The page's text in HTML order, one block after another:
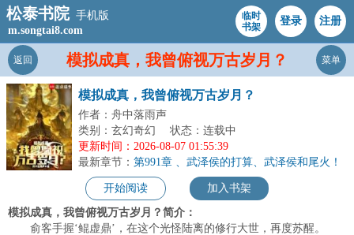
松泰书院 手机版
m.songtai8.com
临时
书架
登录 注册
模拟成真，我曾俯视万古岁月？
返回 菜单
模拟成真，我曾俯视万古岁月？
作者：舟中落雨声
类别：玄幻奇幻
状态：连载中
更新时间：2026-08-07 01:55:39
最新章节： 第991章 、武泽侯的打算、武泽侯和尾火！
开始阅读 加入书架
模拟成真，我曾俯视万古岁月？简介：
俞客手握‘鲲虚鼎’，在这个光怪陆离的修行大世，再度苏醒。